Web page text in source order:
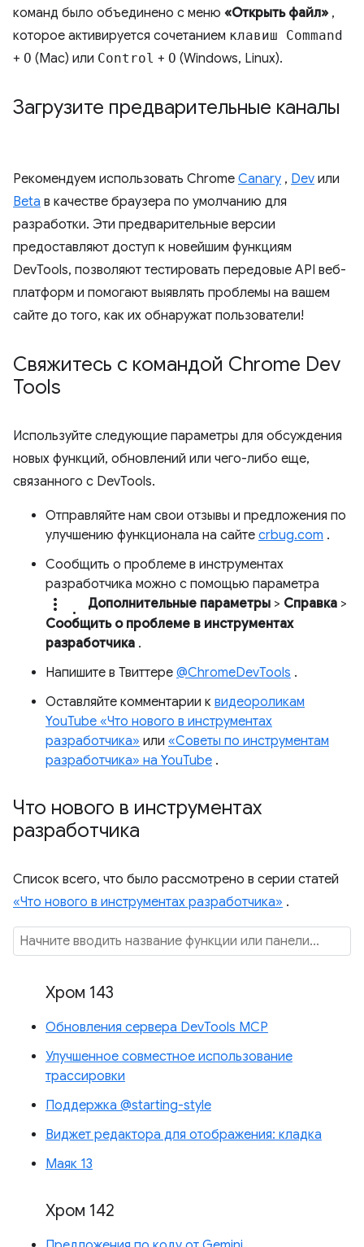
команд было объединено с меню «Открыть файл» ,
которое активируется сочетанием клавиш Command
+ O (Mac) или Control + O (Windows, Linux).
Загрузите предварительные каналы
Рекомендуем использовать Chrome Canary , Dev или
Beta в качестве браузера по умолчанию для
разработки. Эти предварительные версии
предоставляют доступ к новейшим функциям
DevTools, позволяют тестировать передовые API веб-
платформ и помогают выявлять проблемы на вашем
сайте до того, как их обнаружат пользователи!
Свяжитесь с командой Chrome Dev
Tools
Используйте следующие параметры для обсуждения
новых функций, обновлений или чего-либо еще,
связанного с DevTools.
Отправляйте нам свои отзывы и предложения по
улучшению функционала на сайте crbug.com .
Сообщить о проблеме в инструментах
разработчика можно с помощью параметра
more_vert. Дополнительные параметры > Справка >
Сообщить о проблеме в инструментах
разработчика .
Напишите в Твиттере @ChromeDevTools .
Оставляйте комментарии к видеороликам
YouTube «Что нового в инструментах
разработчика» или «Советы по инструментам
разработчика» на YouTube .
Что нового в инструментах
разработчика
Список всего, что было рассмотрено в серии статей
«Что нового в инструментах разработчика» .
Хром 143
Обновления сервера DevTools MCP
Улучшенное совместное использование
трассировки
Поддержка @starting-style
Виджет редактора для отображения: кладка
Маяк 13
Хром 142